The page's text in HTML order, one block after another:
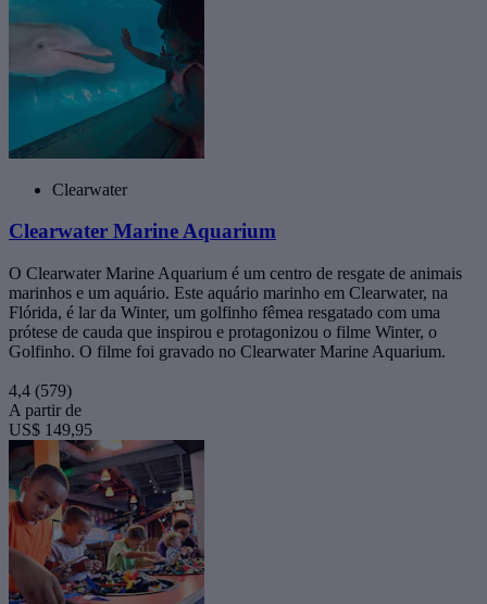
Clearwater
Clearwater Marine Aquarium
O Clearwater Marine Aquarium é um centro de resgate de animais
marinhos e um aquário. Este aquário marinho em Clearwater, na
Flórida, é lar da Winter, um golfinho fêmea resgatado com uma
prótese de cauda que inspirou e protagonizou o filme Winter, o
Golfinho. O filme foi gravado no Clearwater Marine Aquarium.
4,4 (579)
A partir de
US$ 149,95